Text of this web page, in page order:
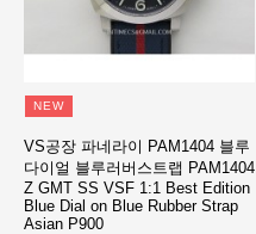
NEW
VS공장 파네라이 PAM1404 블루
다이얼 블루러버스트랩 PAM1404
Z GMT SS VSF 1:1 Best Edition
Blue Dial on Blue Rubber Strap
Asian P900